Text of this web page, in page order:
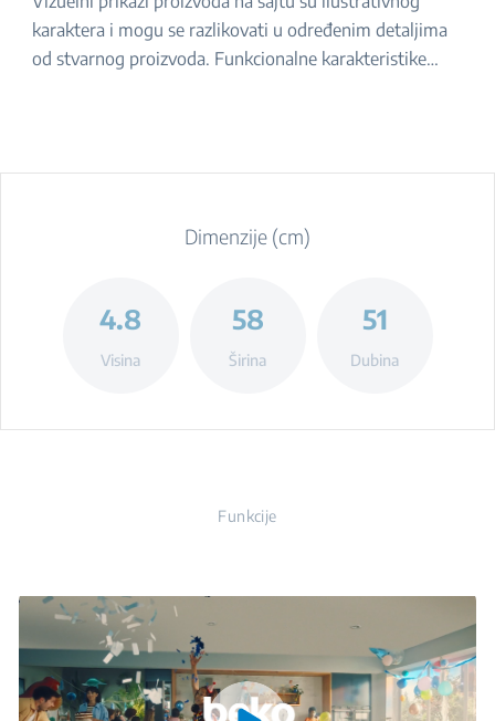
karaktera i mogu se razlikovati u određenim detaljima
od stvarnog proizvoda. Funkcionalne karakteristike
Dimenzije (cm)
4.8
Visina
58
Širina
51
Dubina
Funkcije